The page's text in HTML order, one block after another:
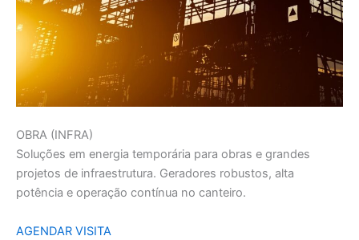
OBRA (INFRA)
Soluções em energia temporária para obras e grandes
projetos de infraestrutura. Geradores robustos, alta
potência e operação contínua no canteiro.
AGENDAR VISITA